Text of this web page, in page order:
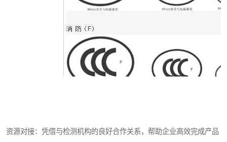
资源对接：凭借与检测机构的良好合作关系，帮助企业高效完成产品